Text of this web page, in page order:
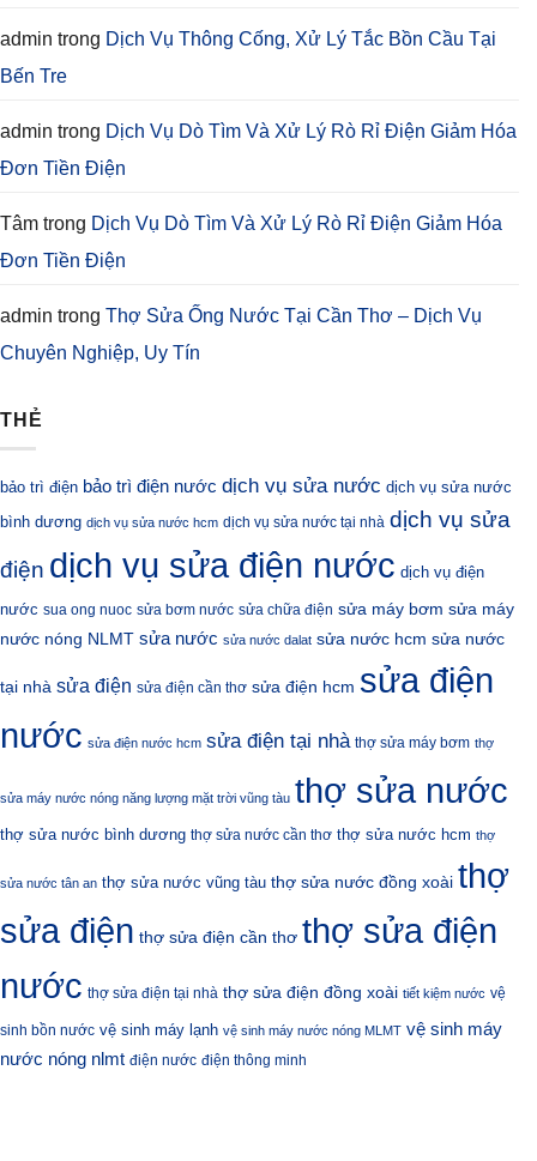
admin trong Dịch Vụ Thông Cống, Xử Lý Tắc Bồn Cầu Tại
Bến Tre
admin trong Dịch Vụ Dò Tìm Và Xử Lý Rò Rỉ Điện Giảm Hóa
Đơn Tiền Điện
Tâm trong Dịch Vụ Dò Tìm Và Xử Lý Rò Rỉ Điện Giảm Hóa
Đơn Tiền Điện
admin trong Thợ Sửa Ống Nước Tại Cần Thơ – Dịch Vụ
Chuyên Nghiệp, Uy Tín
THẺ
bảo trì điện bảo trì điện nước dịch vụ sửa nước dịch vụ sửa nước
bình dương dịch vụ sửa nước hcm dịch vụ sửa nước tại nhà dịch vụ sửa
điện dịch vụ sửa điện nước dịch vụ điện
nước sua ong nuoc sửa bơm nước sửa chữa điện sửa máy bơm sửa máy
nước nóng NLMT sửa nước sửa nước dalat sửa nước hcm sửa nước
tại nhà sửa điện sửa điện cần thơ sửa điện hcm sửa điện
nước sửa điện nước hcm sửa điện tại nhà thợ sửa máy bơm thợ
sửa máy nước nóng năng lượng mặt trời vũng tàu thợ sửa nước
thợ sửa nước bình dương thợ sửa nước cần thơ thợ sửa nước hcm thợ
sửa nước tân an thợ sửa nước vũng tàu thợ sửa nước đồng xoài thợ
sửa điện thợ sửa điện cần thơ thợ sửa điện
nước thợ sửa điện tại nhà thợ sửa điện đồng xoài tiết kiệm nước vệ
sinh bồn nước vệ sinh máy lạnh vệ sinh máy nước nóng MLMT vệ sinh máy
nước nóng nlmt điện nước điện thông minh